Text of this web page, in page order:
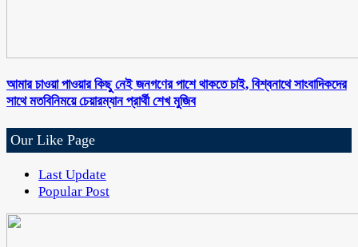
আমার চাওয়া পাওয়ার কিছু নেই জনগণের পাশে থাকতে চাই, বিশ্বনাথে সাংবাদিকদের
সাথে মতবিনিময়ে চেয়ারম্যান প্রার্থী শেখ মুজিব
Our Like Page
Last Update
Popular Post